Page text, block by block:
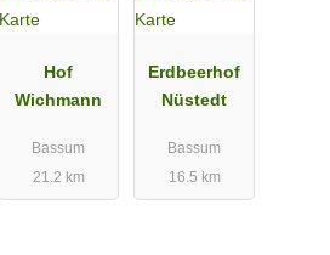
Hof
Wichmann
Bassum
21.2 km
Erdbeerhof
Nüstedt
Bassum
16.5 km